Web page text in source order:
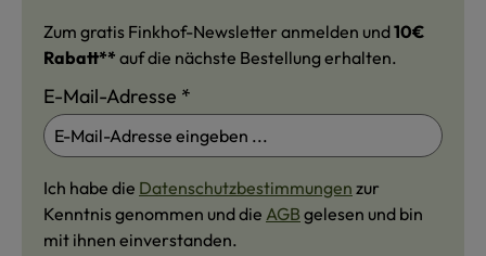
Zum gratis Finkhof-Newsletter anmelden und10€
Rabatt** auf die nächste Bestellung erhalten.
E-Mail-Adresse *
Ich habe die Datenschutzbestimmungen zur
Kenntnis genommen und die AGB gelesen und bin
mit ihnen einverstanden.